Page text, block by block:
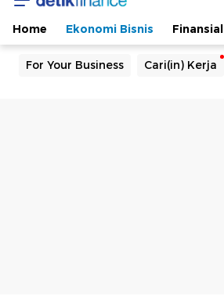
Home Ekonomi Bisnis Finansial
For Your Business Cari(in) Kerja